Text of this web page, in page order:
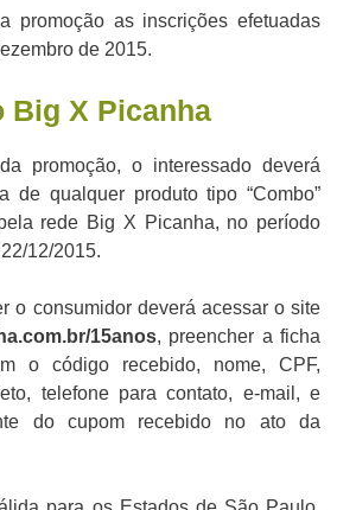
promoção as inscrições efetuadas
de 2015.
Big X Picanha
promoção, o interessado deverá
de qualquer produto tipo “Combo”
rede Big X Picanha, no período
12/2015.
o consumidor deverá acessar o site
15anos, preencher a ficha
o código recebido, nome, CPF,
telefone para contato, e-mail, e
do cupom recebido no ato da